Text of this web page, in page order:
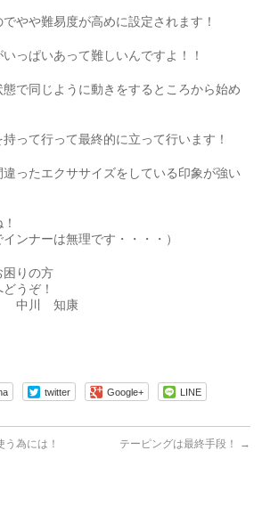
やや難易度が高めに設定されます！
っぱいあって難しいんですよ！！
で同じように動きをするところから始め
って行って最終的に立って行います！
ったエクササイズをしている印象が強い
インナーは無理です・・・・）
困りの方
うぞ！
中川 知康
twitter Google+ LINE
為には！ テーピングは最終手段！ →